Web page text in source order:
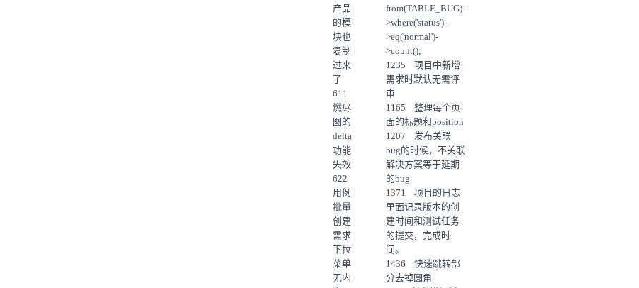
from(TABLE_BUG)-
>where('status')-
>eq('normal')-
>count();
1235 项目中新增
需求时默认无需评
审
1165 整理每个页
面的标题和position
1207 发布关联
bug的时候，不关联
解决方案等于延期
的bug
1371 项目的日志
里面记录版本的创
建时间和测试任务
的提交，完成时
间。
1436 快速跳转部
分去掉圆角
产品
的模
块也
复制
过来
了
611
燃尽
图的
delta
功能
失效
622
用例
批量
创建
需求
下拉
菜单
无内